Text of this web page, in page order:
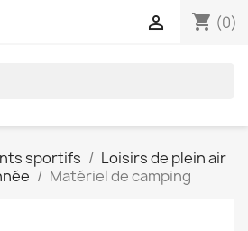
shopping_cart (0)

sportifs
Loisirs de plein air
Matériel de camping